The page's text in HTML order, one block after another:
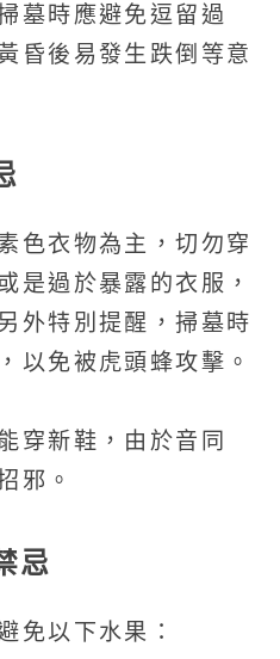
墓時應避免逗留過
昏後易發生跌倒等意
色衣物為主，切勿穿
是過於暴露的衣服，
外特別提醒，掃墓時
以免被虎頭蜂攻擊。
穿新鞋，由於音同
邪。
忌
免以下水果：